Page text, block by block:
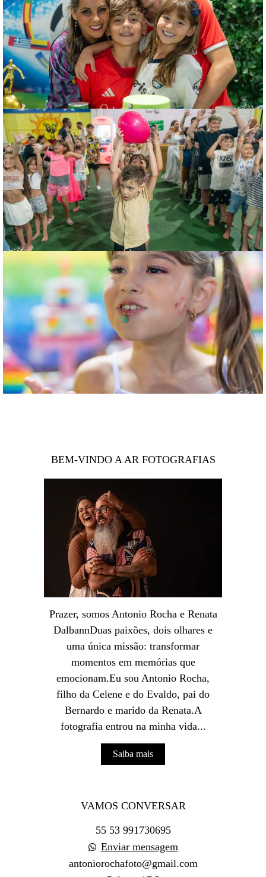
BEM-VINDO A AR FOTOGRAFIAS
Prazer, somos Antonio Rocha e Renata
DalbannDuas paixões, dois olhares e
uma única missão: transformar
momentos em memórias que
emocionam.Eu sou Antonio Rocha,
filho da Celene e do Evaldo, pai do
Bernardo e marido da Renata.A
fotografia entrou na minha vida...
Saiba mais
VAMOS CONVERSAR
55 53 991730695
Enviar mensagem
antoniorochafoto@gmail.com